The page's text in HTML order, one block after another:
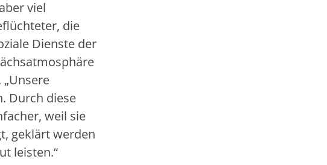
viel
die
Dienste der
Durch diese
weil sie
geklärt werden
leisten.“